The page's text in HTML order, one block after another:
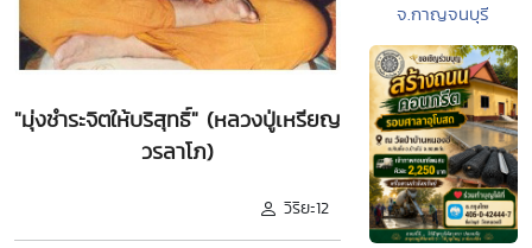
"มุ่งชำระจิตให้บริสุทธิ์" (หลวงปู่เหรียญ
วรลาโภ)
วิริยะ12
จ.กาญจนบุรี